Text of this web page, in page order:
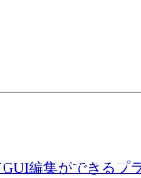
編集ができるプ